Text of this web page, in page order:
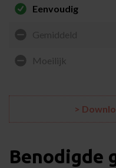
Eenvoudig
Gemiddeld
Moeilijk
>
Benodigde